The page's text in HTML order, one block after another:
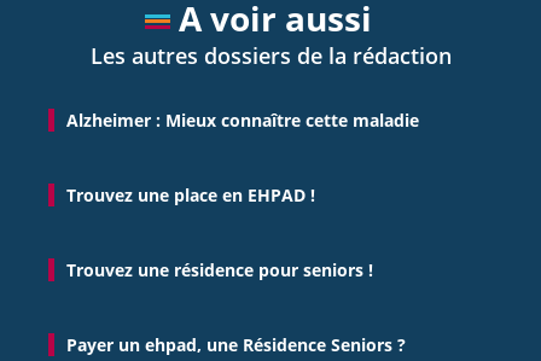
A voir aussi
Les autres dossiers de la rédaction
Alzheimer : Mieux connaître cette maladie
Trouvez une place en EHPAD !
Trouvez une résidence pour seniors !
Payer un ehpad, une Résidence Seniors ?